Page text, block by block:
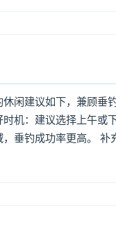
闲建议如下，兼顾垂
机：建议选择上午或
垂钓成功率更高。